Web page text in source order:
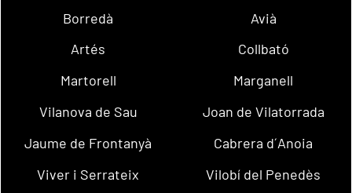
Borredà
Avià
Artés
Collbató
Martorell
Marganell
Vilanova de Sau
Joan de Vilatorrada
Jaume de Frontanyà
Cabrera d´Anoia
Viver i Serrateix
Vilobí del Penedès